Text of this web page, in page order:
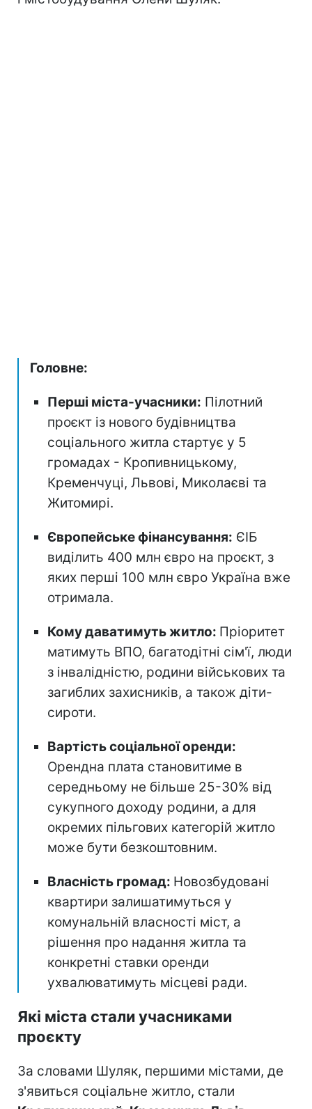
Головне:
Перші міста-учасники: Пілотний
проєкт із нового будівництва
соціального житла стартує у 5
громадах - Кропивницькому,
Кременчуці, Львові, Миколаєві та
Житомирі.
Європейське фінансування: ЄІБ
виділить 400 млн євро на проєкт, з
яких перші 100 млн євро Україна вже
отримала.
Кому даватимуть житло: Пріоритет
матимуть ВПО, багатодітні сім'ї, люди
з інвалідністю, родини військових та
загиблих захисників, а також діти-
сироти.
Вартість соціальної оренди:
Орендна плата становитиме в
середньому не більше 25-30% від
сукупного доходу родини, а для
окремих пільгових категорій житло
може бути безкоштовним.
Власність громад: Новозбудовані
квартири залишатимуться у
комунальній власності міст, а
рішення про надання житла та
конкретні ставки оренди
ухвалюватимуть місцеві ради.
Які міста стали учасниками
проєкту
За словами Шуляк, першими містами, де
з'явиться соціальне житло, стали